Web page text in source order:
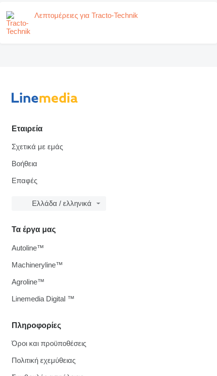
Λεπτομέρειες για Tracto-Technik
Εταιρεία
Σχετικά με εμάς
Βοήθεια
Επαφές
Ελλάδα / ελληνικά
Πληροφορίες
Όροι και προϋποθέσεις
Πολιτική εχεμύθειας
Τα έργα μας
Autoline™
Machineryline™
Agroline™
Linemedia Digital ™